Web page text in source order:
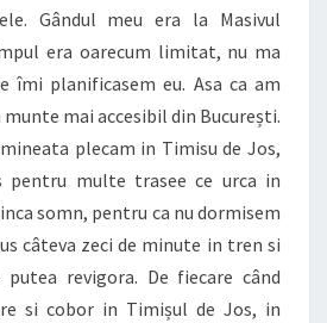
Gândul meu era la Masivul
era oarecum limitat, nu ma
îmi planificasem eu. Asa ca am
mai accesibil din București.
plecam in Timisu de Jos,
pentru multe trasee ce urca in
somn, pentru ca nu dormisem
câteva zeci de minute in tren si
revigora. De fiecare când
si cobor in Timișul de Jos, in